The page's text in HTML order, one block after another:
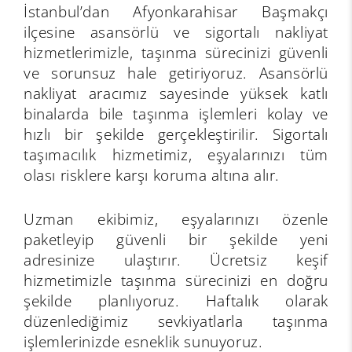
İstanbul’dan Afyonkarahisar Başmakçı
ilçesine asansörlü ve sigortalı nakliyat
hizmetlerimizle, taşınma sürecinizi güvenli
ve sorunsuz hale getiriyoruz. Asansörlü
nakliyat aracımız sayesinde yüksek katlı
binalarda bile taşınma işlemleri kolay ve
hızlı bir şekilde gerçekleştirilir. Sigortalı
taşımacılık hizmetimiz, eşyalarınızı tüm
olası risklere karşı koruma altına alır.
Uzman ekibimiz, eşyalarınızı özenle
paketleyip güvenli bir şekilde yeni
adresinize ulaştırır. Ücretsiz keşif
hizmetimizle taşınma sürecinizi en doğru
şekilde planlıyoruz. Haftalık olarak
düzenlediğimiz sevkiyatlarla taşınma
işlemlerinizde esneklik sunuyoruz.